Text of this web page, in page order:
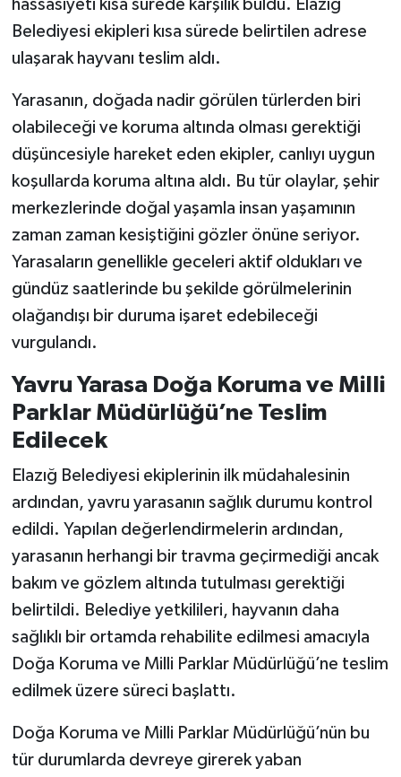
hassasiyeti kısa sürede karşılık buldu. Elazığ
Belediyesi ekipleri kısa sürede belirtilen adrese
ulaşarak hayvanı teslim aldı.
Yarasanın, doğada nadir görülen türlerden biri
olabileceği ve koruma altında olması gerektiği
düşüncesiyle hareket eden ekipler, canlıyı uygun
koşullarda koruma altına aldı. Bu tür olaylar, şehir
merkezlerinde doğal yaşamla insan yaşamının
zaman zaman kesiştiğini gözler önüne seriyor.
Yarasaların genellikle geceleri aktif oldukları ve
gündüz saatlerinde bu şekilde görülmelerinin
olağandışı bir duruma işaret edebileceği
vurgulandı.
Yavru Yarasa Doğa Koruma ve Milli
Parklar Müdürlüğü’ne Teslim
Edilecek
Elazığ Belediyesi ekiplerinin ilk müdahalesinin
ardından, yavru yarasanın sağlık durumu kontrol
edildi. Yapılan değerlendirmelerin ardından,
yarasanın herhangi bir travma geçirmediği ancak
bakım ve gözlem altında tutulması gerektiği
belirtildi. Belediye yetkilileri, hayvanın daha
sağlıklı bir ortamda rehabilite edilmesi amacıyla
Doğa Koruma ve Milli Parklar Müdürlüğü’ne teslim
edilmek üzere süreci başlattı.
Doğa Koruma ve Milli Parklar Müdürlüğü’nün bu
tür durumlarda devreye girerek yaban